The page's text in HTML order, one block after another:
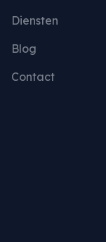
Diensten
Blog
Contact